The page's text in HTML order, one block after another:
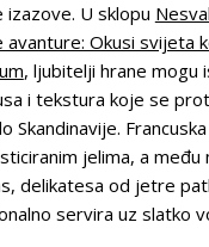
U sklopu
Okusi svijeta
, ljubitelji hrane mogu
i tekstura koje se
Skandinavije.
jelima, a među
delikatesa od jetre
servira uz slatko